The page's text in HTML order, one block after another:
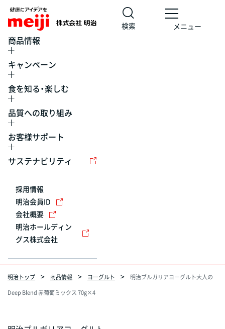
検索 メニュー
商品情報
キャンペーン
食を知る・楽しむ
品質への取り組み
お客様サポート
サステナビリティ
採用情報
明治会員ID
会社概要
明治ホールディン
グス株式会社
明治トップ 商品情報 ヨーグルト
明治ブルガリアヨーグルト大人の
Deep Blend 赤葡萄ミックス 70g×4